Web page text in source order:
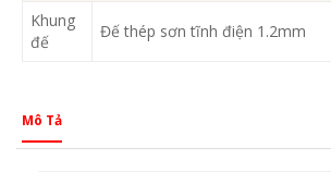
Khung
đế
Đế thép sơn tĩnh điện 1.2mm
Mô Tả